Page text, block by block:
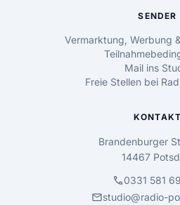
SENDER
Vermarktung, Werbung
Mail ins
Freie Stellen bei
KONTAKT
Brandenburger
14467
call0331 581
mailstudio@radio-